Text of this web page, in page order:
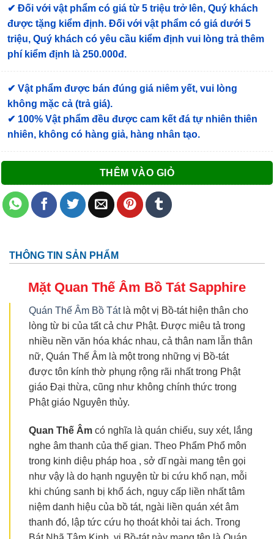
✔ Đối với vật phẩm có giá từ 5 triệu trở lên, Quý khách
được tặng kiểm định. Đối với vật phẩm có giá dưới 5
triệu, Quý khách có yêu cầu kiểm định vui lòng trả thêm
phí kiểm định là 250.000đ.
✔ Vật phẩm được bán đúng giá niêm yết, vui lòng
không mặc cả (trả giá).
✔ 100% Vật phẩm đều được cam kết đá tự nhiên thiên
nhiên, không có hàng giả, hàng nhân tạo.
THÊM VÀO GIỎ
THÔNG TIN SẢN PHẨM
Mặt Quan Thế Âm Bồ Tát Sapphire
Quán Thế Âm Bồ Tátlà một vị Bồ-tát hiện thân cho
lòng từ bi của tất cả chư Phật. Được miêu tả trong
nhiều nền văn hóa khác nhau, cả thân nam lẫn thân
nữ, Quán Thế Âm là một trong những vị Bồ-tát
được tôn kính thờ phụng rộng rãi nhất trong Phật
giáo Đại thừa, cũng như không chính thức trong
Phật giáo Nguyên thủy.
Quan Thế Âm có nghĩa là quán chiếu, suy xét, lắng
nghe âm thanh của thế gian. Theo Phẩm Phổ môn
trong kinh diệu pháp hoa , sở dĩ ngài mang tên gọi
như vậy là do hạnh nguyện từ bi cứu khổ nạn, mỗi
khi chúng sanh bị khổ ách, nguy cấp liền nhất tâm
niệm danh hiệu của bồ tát, ngài liền quán xét âm
thanh đó, lập tức cứu họ thoát khỏi tai ách. Trong